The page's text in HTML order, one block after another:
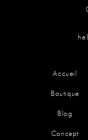
Accueil
Boutique
Blog
Concept